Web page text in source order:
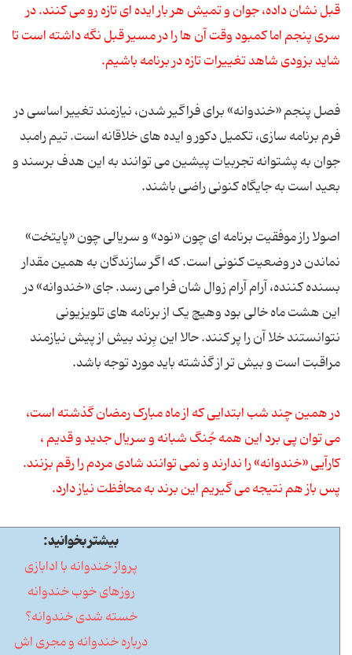
قبل نشان داده، جوان و تمیش هر بار ایده ای تازه رو می کنند. در
سری پنجم اما کمبود وقت آن ها را در مسیر قبل نگه داشته است تا
شاید بزودی شاهد تغییرات تازه در برنامه باشیم.
فصل پنجم «خندوانه» برای فراگیر شدن، نیازمند تغییر اساسی در
فرم برنامه سازی، تکمیل دکور و ایده های خلاقانه است. تیم رامبد
جوان به پشتوانه تجربیات پیشین می توانند به این هدف برسند و
بعید است به جایگاه کنونی راضی باشند.
اصولا راز موفقیت برنامه ای چون «نود» و سریالی چون «پایتخت»
نماندن در وضعیت کنونی است. که اگر سازندگان به همین مقدار
بسنده کننده، آرام آرام زوال شان فرا می رسد. جای «خندوانه» در
این هشت ماه خالی بود وهیچ یک از برنامه های تلویزیونی
نتوانستند خلا آن را پر کنند. حالا این بِرند بیش از پیش نیازمند
مراقبت است و بیش تر از گذشته باید مورد توجه باشد.
در همین چند شب ابتدایی که از ماه مبارک رمضان گذشته است،
می توان پی برد این همه جُنگ شبانه و سریال جدید و قدیم ،
کارآیی «خندوانه» را ندارند و نمی توانند شادی مردم را رقم بزنند.
پس باز هم نتیجه می گیریم این برند به محافظت نیاز دارد.
بیشتر بخوانید:
پرواز خندوانه با ادابازی
روزهای خوب خندوانه
خسته شدی خندوانه؟
درباره خندوانه و مجری اش